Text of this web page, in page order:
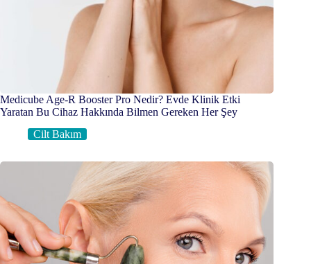
Medicube Age-R Booster Pro Nedir? Evde Klinik Etki
Yaratan Bu Cihaz Hakkında Bilmen Gereken Her Şey
Cilt Bakım